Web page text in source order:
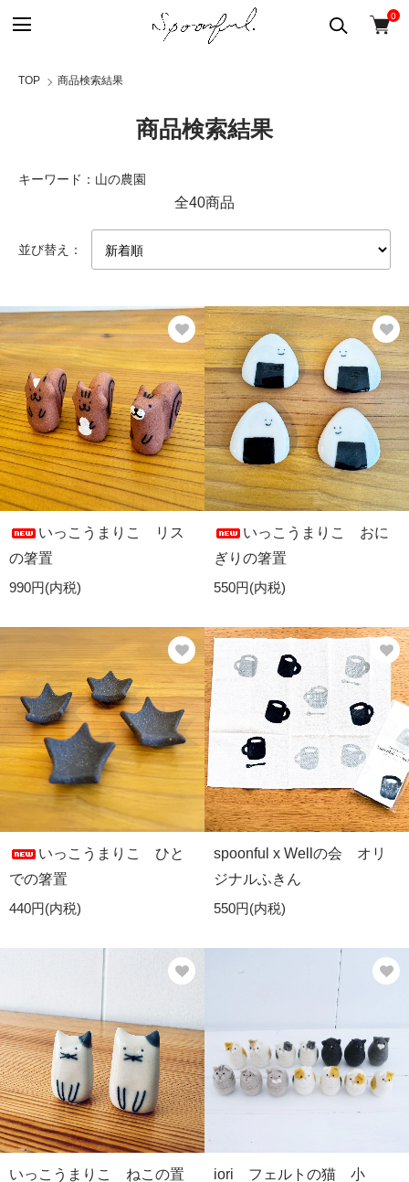
0
TOP 商品検索結果
商品検索結果
キーワード：山の農園
全40商品
並び替え：
いっこうまりこ リス
の箸置
990円(内税)
いっこうまりこ おに
ぎりの箸置
550円(内税)
いっこうまりこ ひと
での箸置
440円(内税)
spoonful x Wellの会 オリ
ジナルふきん
550円(内税)
いっこうまりこ ねこの置
iori フェルトの猫 小